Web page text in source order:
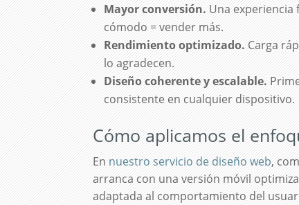
Mayor conversión.Una experiencia
cómodo = vender más.
Rendimiento optimizado.Carga
lo agradecen.
Diseño coherente y escalable.
consistente en cualquier dispositivo.
Cómo aplicamos el
Ennuestro servicio de diseño web,
arranca con una versión móvil
adaptada al comportamiento del